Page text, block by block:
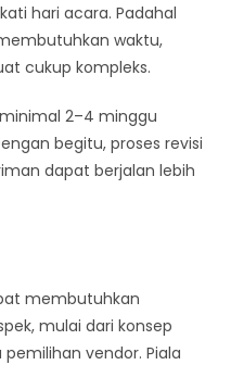
hari acara. Padahal
waktu,
cukup kompleks.
2–4 minggu
begitu, proses revisi
dapat berjalan lebih
membutuhkan
mulai dari konsep
vendor. Piala